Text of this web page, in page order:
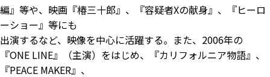
編』等や、映画『椿三十郎』、『容疑者Xの献身』、『ヒーロ
ーショー』等にも
出演するなど、映像を中心に活躍する。また、2006年の
『ONE LINE』（主演）をはじめ、『カリフォルニア物語』、
『PEACE MAKER』、